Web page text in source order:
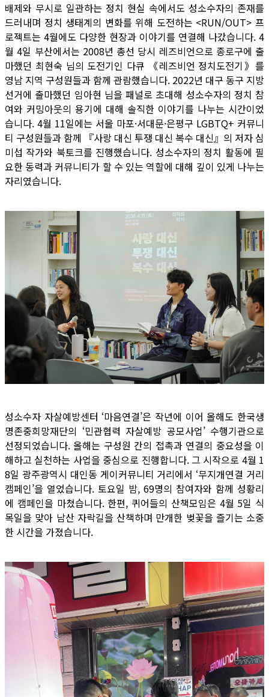
배제와 무시로 일관하는 정치 현실 속에서도 성소수자의 존재를
드러내며 정치 생태계의 변화를 위해 도전하는 <RUN/OUT> 프
로젝트는 4월에도 다양한 현장과 이야기를 연결해 나갔습니다. 4
월 4일 부산에서는 2008년 총선 당시 레즈비언으로 종로구에 출
마했던 최현숙 님의 도전기인 다큐 《레즈비언 정치도전기》를
영남 지역 구성원들과 함께 관람했습니다. 2022년 대구 동구 지방
선거에 출마했던 임아현 님을 패널로 초대해 성소수자의 정치 참
여와 커밍아웃의 용기에 대해 솔직한 이야기를 나누는 시간이었
습니다. 4월 11일에는 서울 마포·서대문·은평구 LGBTQ+ 커뮤니
티 구성원들과 함께 『사랑 대신 투쟁 대신 복수 대신』의 저자 심
미섭 작가와 북토크를 진행했습니다. 성소수자의 정치 활동에 필
요한 동력과 커뮤니티가 할 수 있는 역할에 대해 깊이 있게 나누는
자리였습니다.
성소수자 자살예방센터 ‘마음연결’은 작년에 이어 올해도 한국생
명존중희망재단의 ‘민관협력 자살예방 공모사업’ 수행기관으로
선정되었습니다. 올해는 구성원 간의 접촉과 연결의 중요성을 이
해하고 실천하는 사업을 중심으로 진행합니다. 그 시작으로 4월 1
8일 광주광역시 대인동 게이커뮤니티 거리에서 ‘무지개연결 거리
캠페인’을 열었습니다. 토요일 밤, 69명의 참여자와 함께 성황리
에 캠페인을 마쳤습니다. 한편, 퀴어들의 산책모임은 4월 5일 식
목일을 맞아 남산 자락길을 산책하며 만개한 벚꽃을 즐기는 소중
한 시간을 가졌습니다.